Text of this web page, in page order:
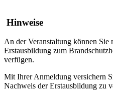
Hinweise
An der Veranstaltung können
Erstausbildung zum
verfügen.
Mit Ihrer Anmeldung versichern
Nachweis der Erstausbildung zu